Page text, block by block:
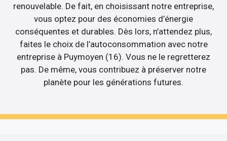
renouvelable. De fait, en choisissant notre entreprise,
vous optez pour des économies d’énergie
conséquentes et durables. Dès lors, n’attendez plus,
faites le choix de l’autoconsommation avec notre
entreprise à Puymoyen (16). Vous ne le regretterez
pas. De même, vous contribuez à préserver notre
planète pour les générations futures.